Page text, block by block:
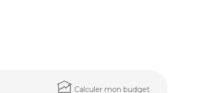
Calculer mon budget